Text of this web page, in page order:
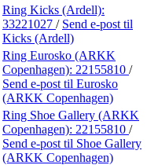
Ring Kicks (Ardell):
33221027 / Send e-post til
Kicks (Ardell)
Ring Eurosko (ARKK
Copenhagen): 22155810 /
Send e-post til Eurosko
(ARKK Copenhagen)
Ring Shoe Gallery (ARKK
Copenhagen): 22155810 /
Send e-post til Shoe Gallery
(ARKK Copenhagen)